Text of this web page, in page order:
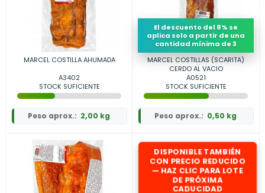
MARCEL COSTILLA AHUMADA
A3402
STOCK SUFICIENTE
Peso aprox.: 2,00 kg
El descuento del 8% se
aplica solo a partir de una
cantidad mínima de 3
MARCEL COSTILLAS (SCARITA)
CERDO AL VACIO
A0521
STOCK SUFICIENTE
Peso aprox.: 0,50 kg
DISPONIBLE TAMBIÉN
CON PRECIO REDUCIDO
— HAZ CLIC PARA LOTE
DE PRÓXIMA
CADUCIDAD